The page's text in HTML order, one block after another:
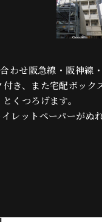
わせ阪急線・阪神線
き、また宅配ボック
くつろげます。
レットペーパーがぬ